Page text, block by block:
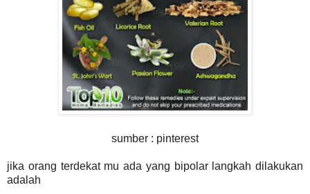
sumber : pinterest
jika orang terdekat mu ada yang bipolar langkah dilakukan
adalah